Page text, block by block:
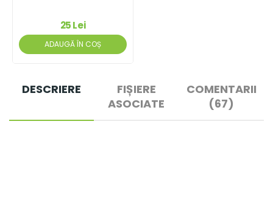
25 Lei
ADAUGĂ ÎN COȘ
DESCRIERE
FIȘIERE
ASOCIATE
COMENTARII
(67)